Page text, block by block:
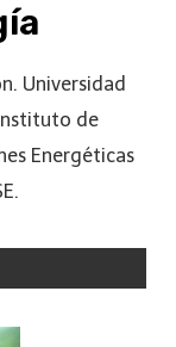
Universidad
de
Energéticas